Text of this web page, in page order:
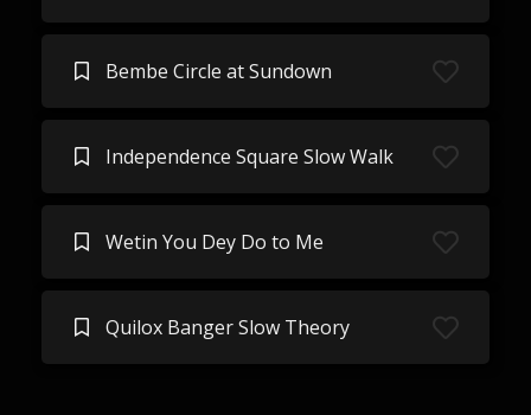
Bembe Circle at Sundown
Independence Square Slow Walk
Wetin You Dey Do to Me
Quilox Banger Slow Theory